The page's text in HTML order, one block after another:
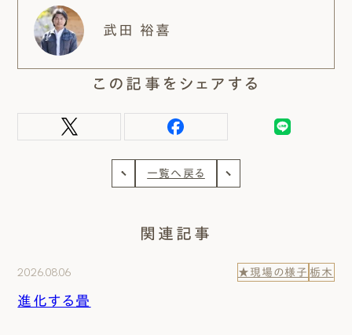
武田 裕喜
この記事をシェアする
一覧へ戻る
関連記事
2026.08.06 ★現場の様子 栃木
進化する畳